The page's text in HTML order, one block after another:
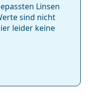
Linsen
sind nicht
leider keine